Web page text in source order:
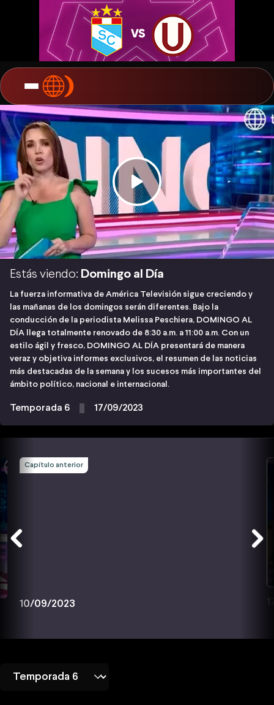
Estás viendo: Domingo al Día
La fuerza informativa de América Televisión sigue creciendo y
las mañanas de los domingos serán diferentes. Bajo la
conducción de la periodista Melissa Peschiera, DOMINGO AL
DÍA llega totalmente renovado de 8:30 a.m. a 11:00 a.m. Con un
estilo ágil y fresco, DOMINGO AL DÍA presentará de manera
veraz y objetiva informes exclusivos, el resumen de las noticias
más destacadas de la semana y los sucesos más importantes del
ámbito político, nacional e internacional.
Temporada 6 17/09/2023
Capítulo anterior
10/09/2023